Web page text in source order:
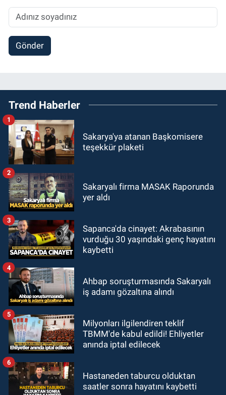
Gönder
Trend Haberler
Sakarya'ya atanan Başkomisere
teşekkür plaketi
1
Sakaryalı firma MASAK Raporunda
yer aldı
2
Sapanca'da cinayet: Akrabasının
vurduğu 30 yaşındaki genç hayatını
kaybetti
3
Ahbap soruşturmasında Sakaryalı
iş adamı gözaltına alındı
4
Milyonları ilgilendiren teklif
TBMM'de kabul edildi! Ehliyetler
anında iptal edilecek
5
Hastaneden taburcu olduktan
saatler sonra hayatını kaybetti
6